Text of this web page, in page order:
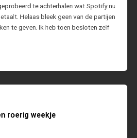
te achterhalen wat Spotify nu
Helaas bleek geen van de partijen
te geven. Ik heb toen besloten zelf
roerig weekje